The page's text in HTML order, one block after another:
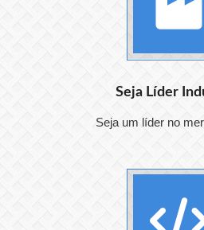
Seja Líder
Seja um líder no